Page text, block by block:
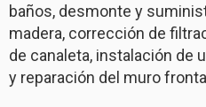
baños, desmonte y
madera, corrección de
de canaleta, instalación de
y reparación del muro